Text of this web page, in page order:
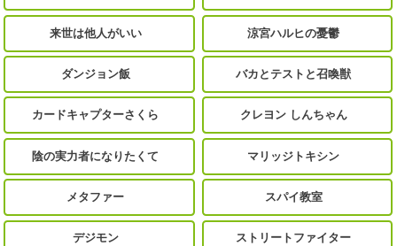
来世は他人がいい 涼宮ハルヒの憂鬱
ダンジョン飯 バカとテストと召喚獣
カードキャプターさくら クレヨン しんちゃん
陰の実力者になりたくて マリッジトキシン
メタファー スパイ教室
デジモン ストリートファイター